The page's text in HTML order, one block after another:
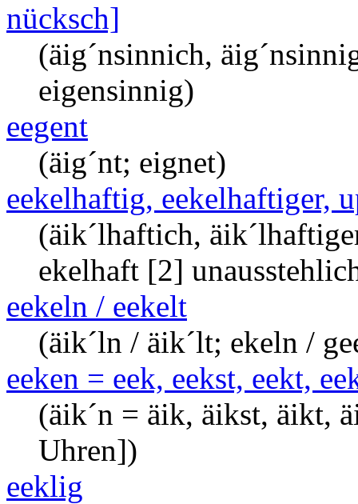
nücksch]
(äig´nsinnich,
eigensinnig)
eegent
(äig´nt; eignet)
eekelhaftig, eekelhaftiger,
(äik´lhaftich,
ekelhaft [2]
eekeln / eekelt
(äik´ln / äik´lt; ekeln /
eeken = eek, eekst, eekt,
(äik´n = äik, äikst, äikt,
Uhren])
eeklig